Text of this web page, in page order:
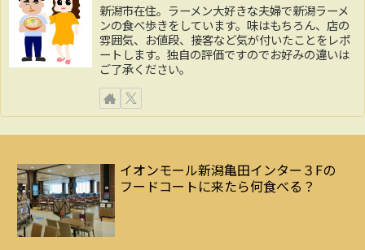
新潟市在住。ラーメン大好きな夫婦で新潟ラーメ
ンの食べ歩きをしています。味はもちろん、店の
雰囲気、お値段、接客など気が付いたことをレポ
ートします。独自の評価ですのでお好みの違いは
ご了承ください。
イオンモール新潟亀田インター３Fの
フードコートに来たら何食べる？